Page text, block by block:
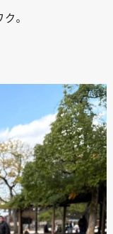
。